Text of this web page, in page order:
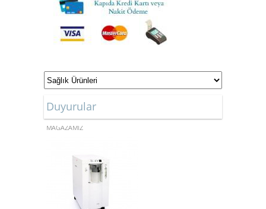
Duyurular
ONLİNE ALIŞVERİŞ
MAĞAZAMIZ